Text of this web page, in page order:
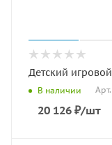
Детский
В наличии
20 126 ₽/шт